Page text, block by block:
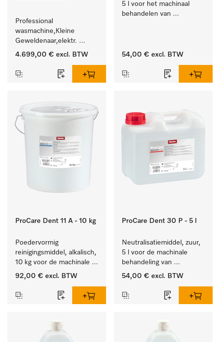
Professional
wasmachine,Kleine
Geweldenaar,elektr.
verwarmd, met
doelgroepspecifieke
4.699,00 € excl. BTW
5 l voor het machinaal
behandelen van
54,00 € excl. BTW
ProCare Dent 11 A - 10 kg
Poedervormig
reinigingsmiddel, alkalisch,
10 kg voor de machinale
behandeling van
instrumenten.
92,00 € excl. BTW
ProCare Dent 30 P - 5 l
Neutralisatiemiddel, zuur,
5 l voor de machinale
behandeling van
tandheelkundige
54,00 € excl. BTW